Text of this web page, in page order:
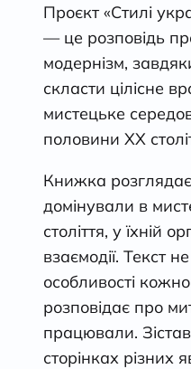
Проєкт «Стилі
— це розповідь
модернізм,
скласти цілісне
мистецьке
половини ХХ
Книжка
домінували в
століття, у їхній
взаємодії. Текст
особливості
розповідає про
працювали.
сторінках